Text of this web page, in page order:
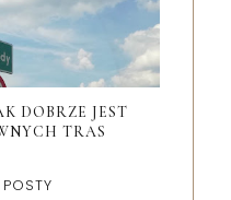
DOBRZE JEST
TRAS